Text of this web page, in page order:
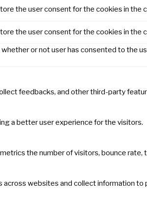
the user consent for the cookies in the
the user consent for the cookies in the
or not user has consented to the
feedbacks, and other third-party
a better user experience for the visitors.
the number of visitors, bounce rate,
websites and collect information to